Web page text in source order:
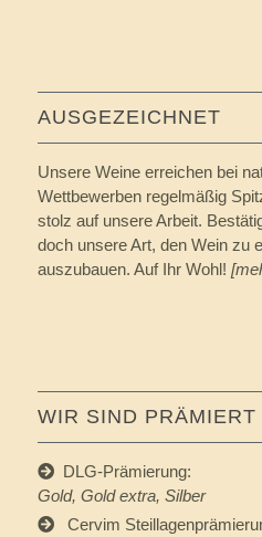
AUSGEZEICHNET
Unsere Weine erreichen bei
Wettbewerben regelmäßig
stolz auf unsere Arbeit.
doch unsere Art, den Wein zu
auszubauen. Auf Ihr Wohl!
WIR SIND PRÄMIERT
DLG-Prämierung:
Gold, Gold extra, Silber
Cervim